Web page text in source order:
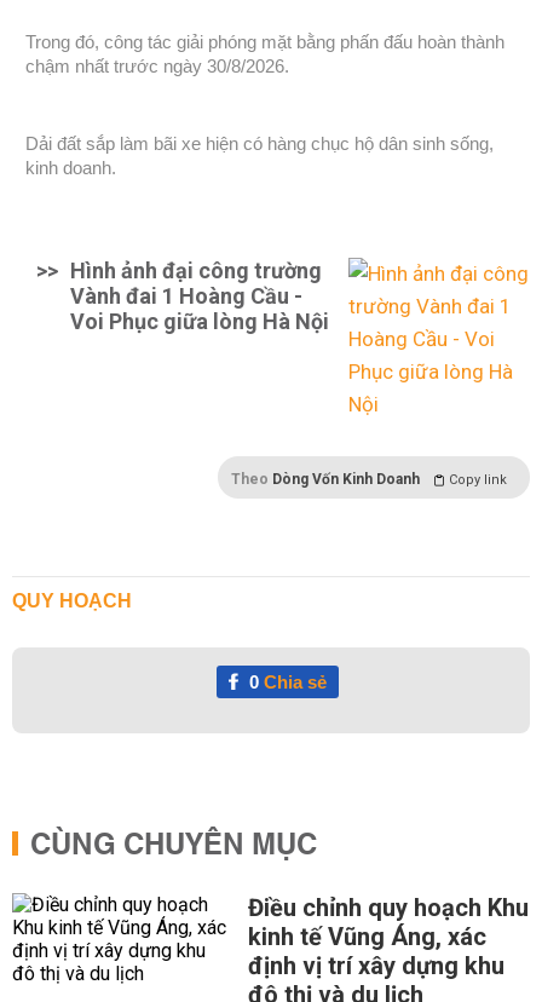
Trong đó, công tác giải phóng mặt bằng phấn đấu hoàn thành
chậm nhất trước ngày 30/8/2026.
Dải đất sắp làm bãi xe hiện có hàng chục hộ dân sinh sống,
kinh doanh.
>> Hình ảnh đại công trường
Vành đai 1 Hoàng Cầu -
Voi Phục giữa lòng Hà Nội
Theo Dòng Vốn Kinh Doanh Copy link
QUY HOẠCH
0Chia sẻ
CÙNG CHUYÊN MỤC
Điều chỉnh quy hoạch Khu
kinh tế Vũng Áng, xác
định vị trí xây dựng khu
đô thị và du lịch